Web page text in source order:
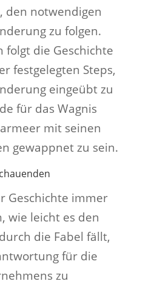
den notwendigen
zu folgen.
folgt die Geschichte
festgelegten Steps,
eingeübt zu
für das Wagnis
mit seinen
gewappnet zu sein.
Geschichte immer
wie leicht es den
die Fabel fällt,
für die
zu